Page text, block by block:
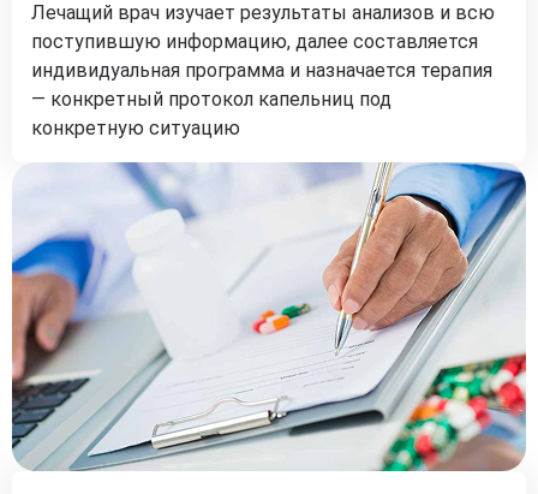
Лечащий врач изучает результаты анализов и всю
поступившую информацию, далее составляется
индивидуальная программа и назначается терапия
— конкретный протокол капельниц под
конкретную ситуацию